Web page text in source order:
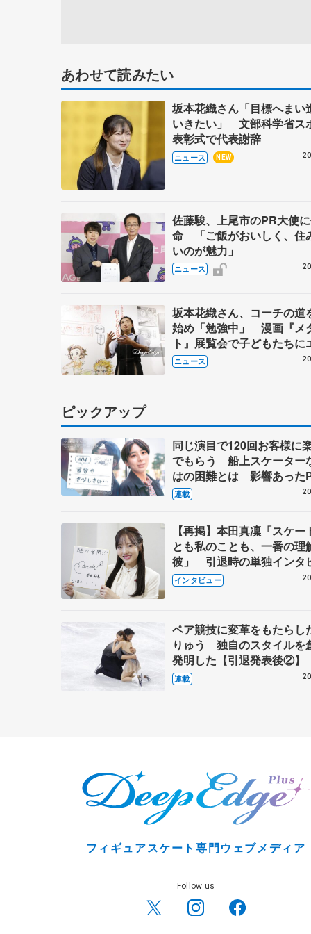
あわせて読みたい
坂本花織さん「目標へまい
いきたい」 文部科学省ス
表彰式で代表謝辞
ニュース NEW
佐藤駿、上尾市のPR大使
命 「ご飯がおいしく、住
いのが魅力」
ニュース
坂本花織さん、コーチの道
始め「勉強中」 漫画『メ
ト』展覧会で子どもたちに
ニュース
ピックアップ
同じ演目で120回お客様に
でもらう 船上スケーター
はの困難とは 影響あった
キャプテン松永さんの存在
連載
【再掲】本田真凜「スケー
とも私のことも、一番の理
彼」 引退時の単独インタ
で語った競技人生や家族、
これからの夢…
インタビュー
ペア競技に変革をもたらし
りゅう 独自のスタイルを
発明した【引退発表後②】
連載
フィギュアスケート専門ウェブメディア
Follow us